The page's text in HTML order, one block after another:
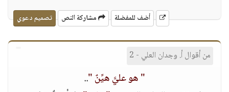
أضف للمفضلة مشاركة النص تصميم دعوي
من أقوال أ. وجدان العلي - 2
" هو عليَّ هيِّنٌ "..